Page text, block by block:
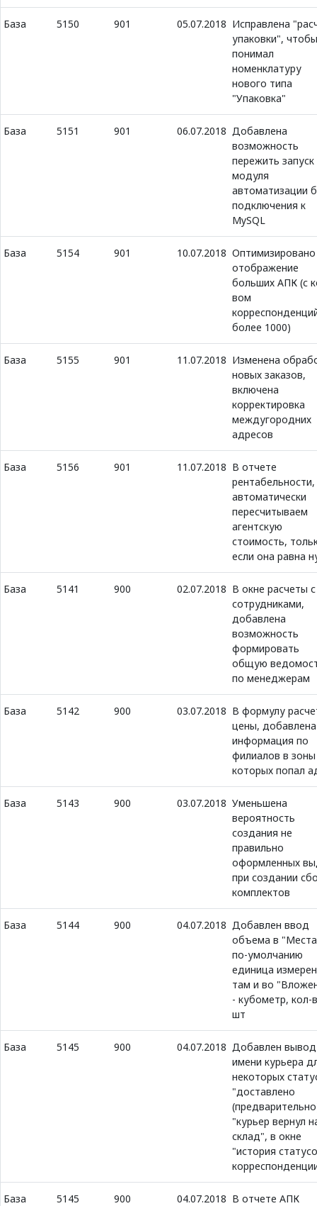
База 5150 901 05.07.2018 Исправлена
упаковки",
понимал
номенклатуру
нового типа
"Упаковка"
База 5151 901 06.07.2018 Добавлена
возможность
пережить запуск
модуля
автоматизации
подключения к
MySQL
База 5154 901 10.07.2018 Оптимизировано
отображение
больших АПК (с
вом
более 1000)
База 5155 901 11.07.2018 Изменена
новых заказов,
включена
корректировка
междугородних
адресов
База 5156 901 11.07.2018 В отчете
рентабельности,
автоматически
пересчитываем
агентскую
стоимость,
если она равна
База 5141 900 02.07.2018 В окне расчеты с
сотрудниками,
добавлена
возможность
формировать
общую
по менеджерам
База 5142 900 03.07.2018 В формулу
цены, добавлена
информация по
филиалов в зоны
которых попал
База 5143 900 03.07.2018 Уменьшена
вероятность
создания не
правильно
оформленных
при создании
комплектов
База 5144 900 04.07.2018 Добавлен ввод
объема в
по-умолчанию
единица
там и во
- кубометр, кол-
шт
База 5145 900 04.07.2018 Добавлен вывод
имени курьера
некоторых
"доставлено
"курьер вернул
склад", в окне
"история
База 5145 900 04.07.2018 В отчете АПК